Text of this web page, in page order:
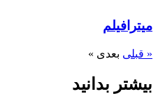
میترافیلم
« قبلی بعدی »
بیشتر بدانید